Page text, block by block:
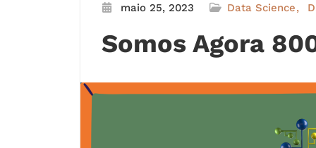
maio 25, 2023 Data Science
Somos Agora